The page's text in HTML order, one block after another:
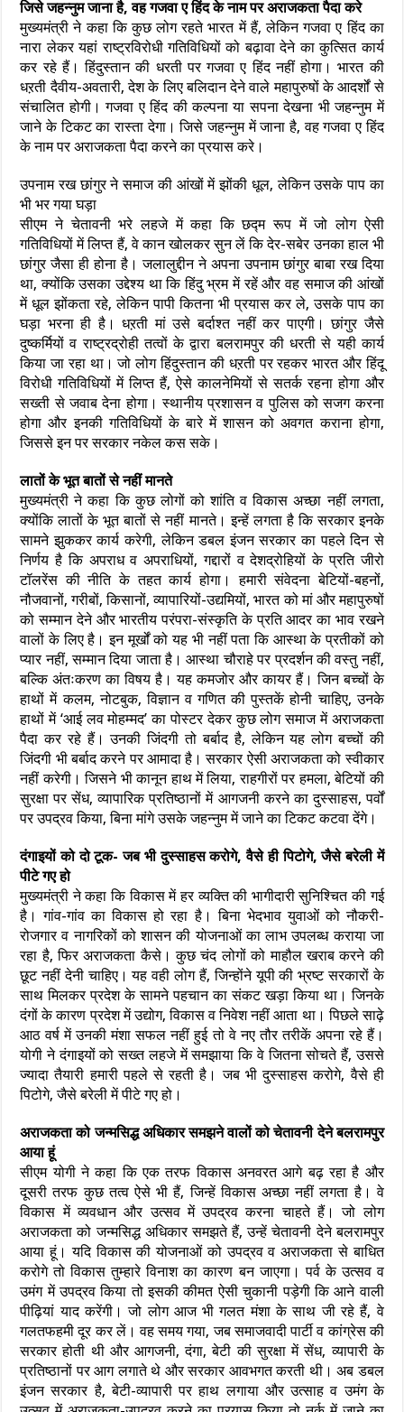
जिसे जहन्नुम जाना है, वह गजवा ए हिंद के नाम पर अराजकता पैदा करे
मुख्यमंत्री ने कहा कि कुछ लोग रहते भारत में हैं, लेकिन गजवा ए हिंद का
नारा लेकर यहां राष्ट्रविरोधी गतिविधियों को बढ़ावा देने का कुत्सित कार्य
कर रहे हैं। हिंदुस्तान की धरती पर गजवा ए हिंद नहीं होगा। भारत की
धऱती दैवीय-अवतारी, देश के लिए बलिदान देने वाले महापुरुषों के आदर्शों से
संचालित होगी। गजवा ए हिंद की कल्पना या सपना देखना भी जहन्नुम में
जाने के टिकट का रास्ता देगा। जिसे जहन्नुम में जाना है, वह गजवा ए हिंद
के नाम पर अराजकता पैदा करने का प्रयास करे।
उपनाम रख छांगुर ने समाज की आंखों में झोंकी धूल, लेकिन उसके पाप का
भी भर गया घड़ा
सीएम ने चेतावनी भरे लहजे में कहा कि छद्म रूप में जो लोग ऐसी
गतिविधियों में लिप्त हैं, वे कान खोलकर सुन लें कि देर-सबेर उनका हाल भी
छांगुर जैसा ही होना है। जलालुद्दीन ने अपना उपनाम छांगुर बाबा रख दिया
था, क्योंकि उसका उद्देश्य था कि हिंदु भ्रम में रहें और वह समाज की आंखों
में धूल झोंकता रहे, लेकिन पापी कितना भी प्रयास कर ले, उसके पाप का
घड़ा भरना ही है। धऱती मां उसे बर्दाश्त नहीं कर पाएगी। छांगुर जैसे
दुष्कर्मियों व राष्ट्रद्रोही तत्वों के द्वारा बलरामपुर की धरती से यही कार्य
किया जा रहा था। जो लोग हिंदुस्तान की धऱती पर रहकर भारत और हिंदू
विरोधी गतिविधियों में लिप्त हैं, ऐसे कालनेमियों से सतर्क रहना होगा और
सख्ती से जवाब देना होगा। स्थानीय प्रशासन व पुलिस को सजग करना
होगा और इनकी गतिविधियों के बारे में शासन को अवगत कराना होगा,
जिससे इन पर सरकार नकेल कस सके।
लातों के भूत बातों से नहीं मानते
मुख्यमंत्री ने कहा कि कुछ लोगों को शांति व विकास अच्छा नहीं लगता,
क्योंकि लातों के भूत बातों से नहीं मानते। इन्हें लगता है कि सरकार इनके
सामने झुककर कार्य करेगी, लेकिन डबल इंजन सरकार का पहले दिन से
निर्णय है कि अपराध व अपराधियों, गद्दारों व देशद्रोहियों के प्रति जीरो
टॉलरेंस की नीति के तहत कार्य होगा। हमारी संवेदना बेटियों-बहनों,
नौजवानों, गरीबों, किसानों, व्यापारियों-उद्यमियों, भारत को मां और महापुरुषों
को सम्मान देने और भारतीय परंपरा-संस्कृति के प्रति आदर का भाव रखने
वालों के लिए है। इन मूर्खों को यह भी नहीं पता कि आस्था के प्रतीकों को
प्यार नहीं, सम्मान दिया जाता है। आस्था चौराहे पर प्रदर्शन की वस्तु नहीं,
बल्कि अंतःकरण का विषय है। यह कमजोर और कायर हैं। जिन बच्चों के
हाथों में कलम, नोटबुक, विज्ञान व गणित की पुस्तकें होनी चाहिए, उनके
हाथों में ‘आई लव मोहम्मद’ का पोस्टर देकर कुछ लोग समाज में अराजकता
पैदा कर रहे हैं। उनकी जिंदगी तो बर्बाद है, लेकिन यह लोग बच्चों की
जिंदगी भी बर्बाद करने पर आमादा है। सरकार ऐसी अराजकता को स्वीकार
नहीं करेगी। जिसने भी कानून हाथ में लिया, राहगीरों पर हमला, बेटियों की
सुरक्षा पर सेंध, व्यापारिक प्रतिष्ठानों में आगजनी करने का दुस्साहस, पर्वों
पर उपद्रव किया, बिना मांगे उसके जहन्नुम में जाने का टिकट कटवा देंगे।
दंगाइयों को दो टूक- जब भी दुस्साहस करोगे, वैसे ही पिटोगे, जैसे बरेली में
पीटे गए हो
मुख्यमंत्री ने कहा कि विकास में हर व्यक्ति की भागीदारी सुनिश्चित की गई
है। गांव-गांव का विकास हो रहा है। बिना भेदभाव युवाओं को नौकरी-
रोजगार व नागरिकों को शासन की योजनाओं का लाभ उपलब्ध कराया जा
रहा है, फिर अराजकता कैसे। कुछ चंद लोगों को माहौल खराब करने की
छूट नहीं देनी चाहिए। यह वही लोग हैं, जिन्होंने यूपी की भ्रष्ट सरकारों के
साथ मिलकर प्रदेश के सामने पहचान का संकट खड़ा किया था। जिनके
दंगों के कारण प्रदेश में उद्योग, विकास व निवेश नहीं आता था। पिछले साढ़े
आठ वर्ष में उनकी मंशा सफल नहीं हुई तो वे नए तौर तरीकें अपना रहे हैं।
योगी ने दंगाइयों को सख्त लहजे में समझाया कि वे जितना सोचते हैं, उससे
ज्यादा तैयारी हमारी पहले से रहती है। जब भी दुस्साहस करोगे, वैसे ही
पिटोगे, जैसे बरेली में पीटे गए हो।
अराजकता को जन्मसिद्ध अधिकार समझने वालों को चेतावनी देने बलरामपुर
आया हूं
सीएम योगी ने कहा कि एक तरफ विकास अनवरत आगे बढ़ रहा है और
दूसरी तरफ कुछ तत्व ऐसे भी हैं, जिन्हें विकास अच्छा नहीं लगता है। वे
विकास में व्यवधान और उत्सव में उपद्रव करना चाहते हैं। जो लोग
अराजकता को जन्मसिद्ध अधिकार समझते हैं, उन्हें चेतावनी देने बलरामपुर
आया हूं। यदि विकास की योजनाओं को उपद्रव व अराजकता से बाधित
करोगे तो विकास तुम्हारे विनाश का कारण बन जाएगा। पर्व के उत्सव व
उमंग में उपद्रव किया तो इसकी कीमत ऐसी चुकानी पड़ेगी कि आने वाली
पीढ़ियां याद करेंगी। जो लोग आज भी गलत मंशा के साथ जी रहे हैं, वे
गलतफहमी दूर कर लें। वह समय गया, जब समाजवादी पार्टी व कांग्रेस की
सरकार होती थी और आगजनी, दंगा, बेटी की सुरक्षा में सेंध, व्यापारी के
प्रतिष्ठानों पर आग लगाते थे और सरकार आवभगत करती थी। अब डबल
इंजन सरकार है, बेटी-व्यापारी पर हाथ लगाया और उत्साह व उमंग के